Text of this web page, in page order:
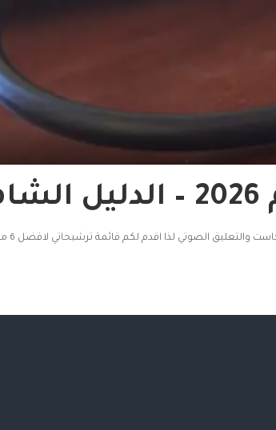
قائمة ترشيحاتي لافضل 6 ميكروفونات للبودكاست والتعليق الصوتي لعام 2025